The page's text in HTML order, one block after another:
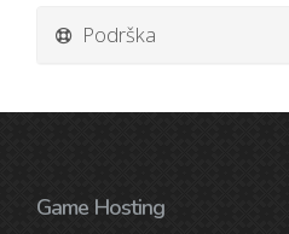
Podrška
Game Hosting